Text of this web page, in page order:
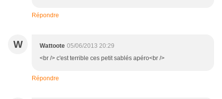
Répondre
W Wattoote 05/06/2013 20:29
<br /> c'est terrible ces petit sablés apéro<br />
Répondre